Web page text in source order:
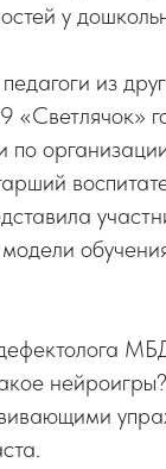
у
из
по